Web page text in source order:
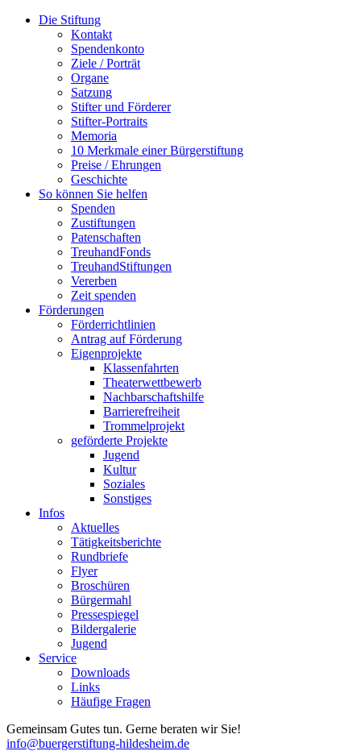
Die Stiftung
Kontakt
Spendenkonto
Ziele / Porträt
Organe
Satzung
Stifter und Förderer
Stifter-Portraits
Memoria
10 Merkmale einer Bürgerstiftung
Preise / Ehrungen
Geschichte
So können Sie helfen
Spenden
Zustiftungen
Patenschaften
TreuhandFonds
TreuhandStiftungen
Vererben
Zeit spenden
Förderungen
Förderrichtlinien
Antrag auf Förderung
Eigenprojekte
Klassenfahrten
Theaterwettbewerb
Nachbarschaftshilfe
Barrierefreiheit
Trommelprojekt
geförderte Projekte
Jugend
Kultur
Soziales
Sonstiges
Infos
Aktuelles
Tätigkeitsberichte
Rundbriefe
Flyer
Broschüren
Bürgermahl
Pressespiegel
Bildergalerie
Jugend
Service
Downloads
Links
Häufige Fragen
Gemeinsam Gutes tun. Gerne beraten wir Sie!
info@buergerstiftung-hildesheim.de